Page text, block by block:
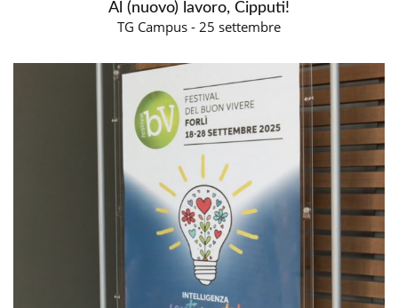
Al (nuovo) lavoro, Cipputi!
TG Campus - 25 settembre